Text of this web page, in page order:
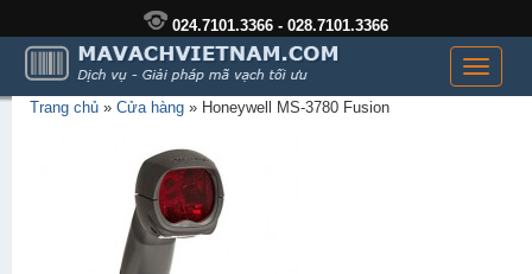
024.7101.3366 - 028.7101.3366
Toggle
Trang chủ » Cửa hàng » Honeywell MS-3780 Fusion